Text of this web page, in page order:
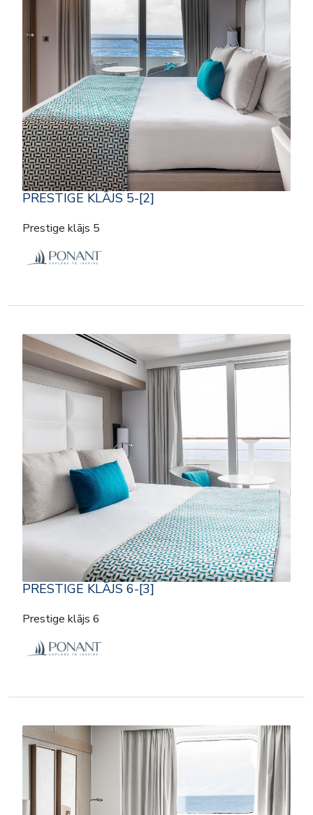
PRESTIGE KLĀJS 5-[2]
Prestige klājs 5
PRESTIGE KLĀJS 6-[3]
Prestige klājs 6